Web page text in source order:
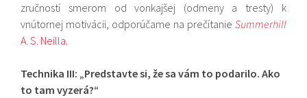
zručností smerom od vonkajšej (odmeny a tresty) k
vnútornej motivácii, odporúčame na prečítanie Summerhill
A. S. Neilla.
Technika III: „Predstavte si, že sa vám to podarilo. Ako
to tam vyzerá?“